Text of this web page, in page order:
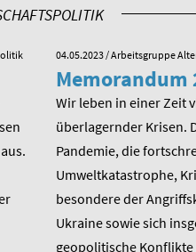
04.05.2023/ Arbeitsgruppe
Memorandum
Wir leben in einer Zeit
überlagernder Krisen.
Pandemie, die
Umweltkatastrophe,
besondere der
Ukraine sowie sich
geopolitische